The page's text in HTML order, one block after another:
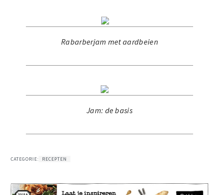
Rabarberjam met aardbeien
Jam: de basis
CATEGORIE: RECEPTEN